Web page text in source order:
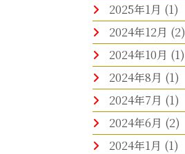
2025年1月 (1)
2024年12月 (2)
2024年10月 (1)
2024年8月 (1)
2024年7月 (1)
2024年6月 (2)
2024年1月 (1)